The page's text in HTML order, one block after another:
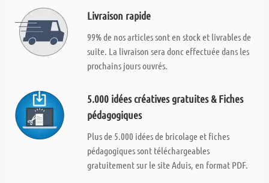
Livraison rapide
99% de nos articles sont en stock et livrables de
suite. La livraison sera donc effectuée dans les
prochains jours ouvrés.
5.000 idées créatives gratuites & Fiches
pédagogiques
Plus de 5.000 idées de bricolage et fiches
pédagogiques sont téléchargeables
gratuitement sur le site Aduis, en format PDF.